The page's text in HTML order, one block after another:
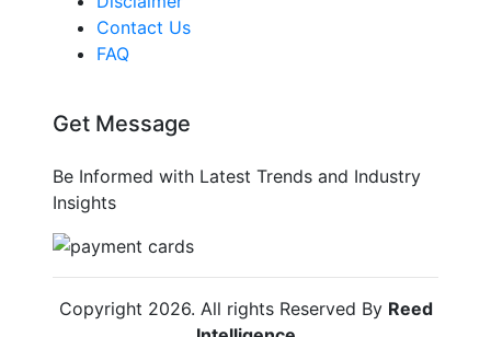
Contact Us
FAQ
Get Message
Be Informed with Latest Trends and Industry
Insights
Copyright 2026. All rights Reserved By Reed